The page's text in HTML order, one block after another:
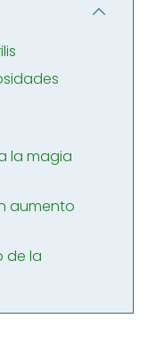
la magia
aumento
de la